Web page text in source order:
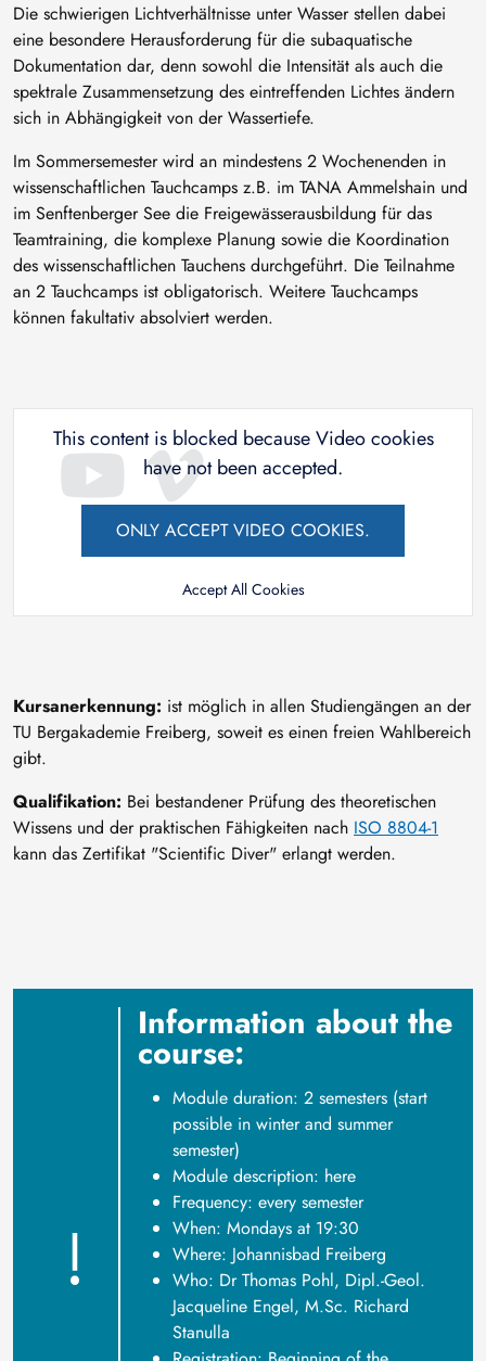
Die schwierigen Lichtverhältnisse unter Wasser stellen dabei
eine besondere Herausforderung für die subaquatische
Dokumentation dar, denn sowohl die Intensität als auch die
spektrale Zusammensetzung des eintreffenden Lichtes ändern
sich in Abhängigkeit von der Wassertiefe.
Im Sommersemester wird an mindestens 2 Wochenenden in
wissenschaftlichen Tauchcamps z.B. im TANA Ammelshain und
im Senftenberger See die Freigewässerausbildung für das
Teamtraining, die komplexe Planung sowie die Koordination
des wissenschaftlichen Tauchens durchgeführt. Die Teilnahme
an 2 Tauchcamps ist obligatorisch. Weitere Tauchcamps
können fakultativ absolviert werden.
This content is blocked because Video cookies
have not been accepted.
ONLY ACCEPT VIDEO COOKIES.
Accept All Cookies
Kursanerkennung: ist möglich in allen Studiengängen an der
TU Bergakademie Freiberg, soweit es einen freien Wahlbereich
gibt.
Qualifikation: Bei bestandener Prüfung des theoretischen
Wissens und der praktischen Fähigkeiten nach ISO 8804-1
kann das Zertifikat "Scientific Diver" erlangt werden.
Information about the
course:
Module duration: 2 semesters (start
possible in winter and summer
semester)
Module description: here
Frequency: every semester
When: Mondays at 19:30
Where: Johannisbad Freiberg
Who: Dr Thomas Pohl, Dipl.-Geol.
Jacqueline Engel, M.Sc. Richard
Stanulla